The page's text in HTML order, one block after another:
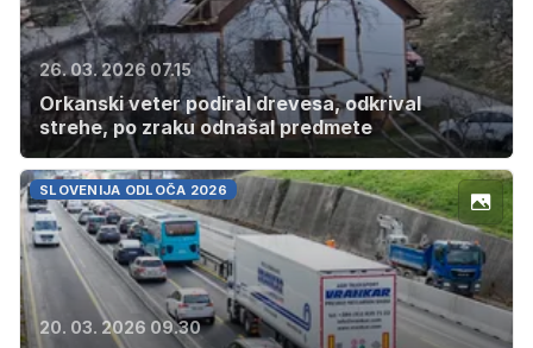
26. 03. 2026 07.15
Orkanski veter podiral drevesa, odkrival
strehe, po zraku odnašal predmete
SLOVENIJA ODLOČA 2026
20. 03. 2026 09.30